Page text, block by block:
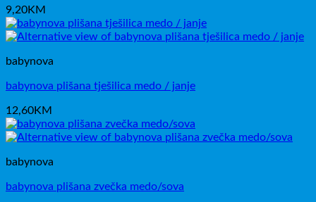
9,20KM
babynova
babynova plišana tješilica medo / janje
12,60KM
babynova
babynova plišana zvečka medo/sova